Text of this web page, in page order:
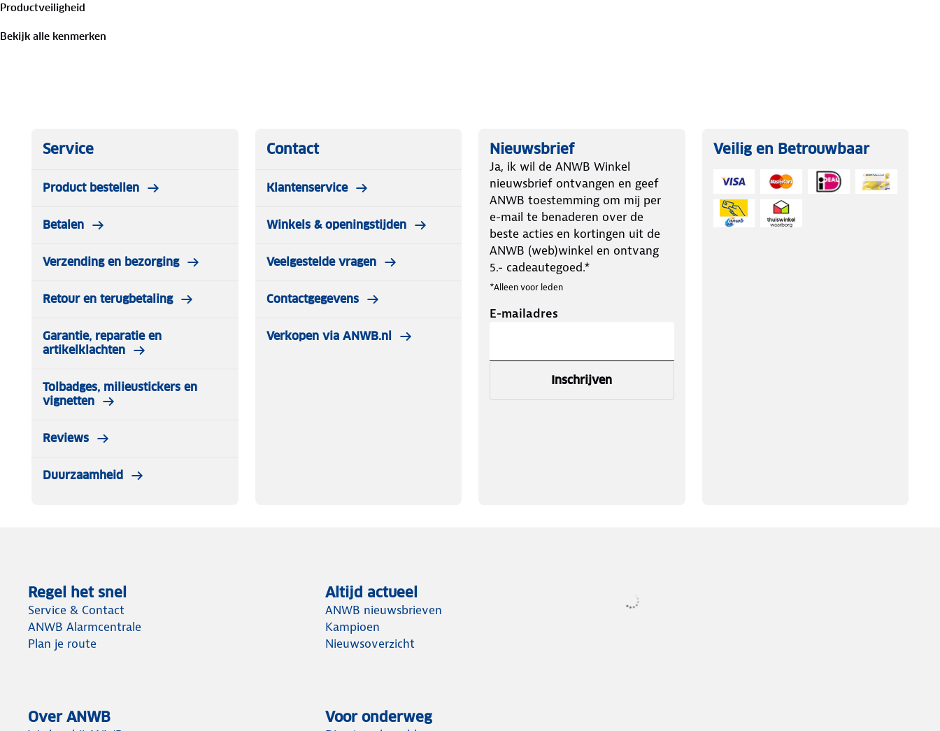
Productveiligheid
Bekijk alle kenmerken
Service
Product bestellen
Betalen
Verzending en bezorging
Retour en terugbetaling
Garantie, reparatie en
artikelklachten
Tolbadges, milieustickers en
vignetten
Reviews
Duurzaamheid
Contact
Klantenservice
Winkels & openingstijden
Veelgestelde vragen
Contactgegevens
Verkopen via ANWB.nl
Nieuwsbrief
Ja, ik wil de ANWB Winkel
nieuwsbrief ontvangen en geef
ANWB toestemming om mij per
e-mail te benaderen over de
beste acties en kortingen uit de
ANWB (web)winkel en ontvang
5.- cadeautegoed.*
*Alleen voor leden
E-mailadres
Inschrijven
Veilig en Betrouwbaar
Regel het snel
Service & Contact
ANWB Alarmcentrale
Plan je route
Altijd actueel
ANWB nieuwsbrieven
Kampioen
Nieuwsoverzicht
Over ANWB Voor onderweg